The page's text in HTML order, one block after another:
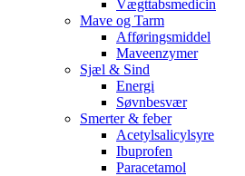
Vægttabsmedicin
Mave og Tarm
Afføringsmiddel
Maveenzymer
Sjæl & Sind
Energi
Søvnbesvær
Smerter & feber
Acetylsalicylsyre
Ibuprofen
Paracetamol